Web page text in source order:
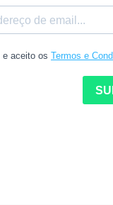
Poucas Unidades